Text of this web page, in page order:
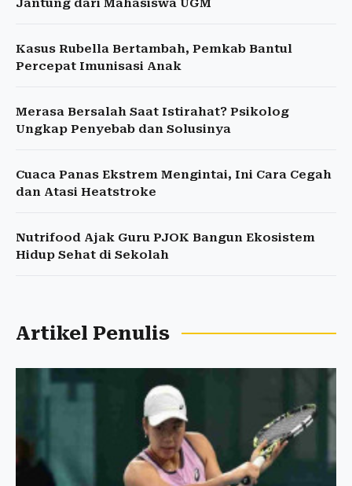
Jantung dari Mahasiswa UGM
Kasus Rubella Bertambah, Pemkab Bantul
Percepat Imunisasi Anak
Merasa Bersalah Saat Istirahat? Psikolog
Ungkap Penyebab dan Solusinya
Cuaca Panas Ekstrem Mengintai, Ini Cara Cegah
dan Atasi Heatstroke
Nutrifood Ajak Guru PJOK Bangun Ekosistem
Hidup Sehat di Sekolah
Artikel Penulis